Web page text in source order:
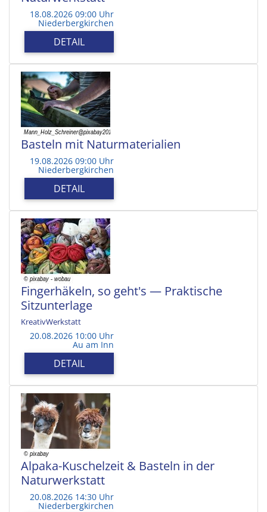
18.08.2026 09:00 Uhr
Niederbergkirchen
DETAIL
Basteln mit Naturmaterialien
19.08.2026 09:00 Uhr
Niederbergkirchen
DETAIL
Fingerhäkeln, so geht's — Praktische
Sitzunterlage
KreativWerkstatt
20.08.2026 10:00 Uhr
Au am Inn
DETAIL
Alpaka-Kuschelzeit & Basteln in der
Naturwerkstatt
20.08.2026 14:30 Uhr
Niederbergkirchen